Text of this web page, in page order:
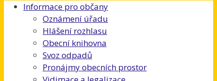
Informace pro občany
Oznámení úřadu
Hlášení rozhlasu
Obecní knihovna
Svoz odpadů
Pronájmy obecních prostor